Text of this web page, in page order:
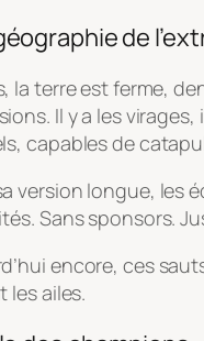
de
la terre est ferme,
Il y a les
capables de
version longue, les
Sans sponsors.
encore, ces
les ailes.